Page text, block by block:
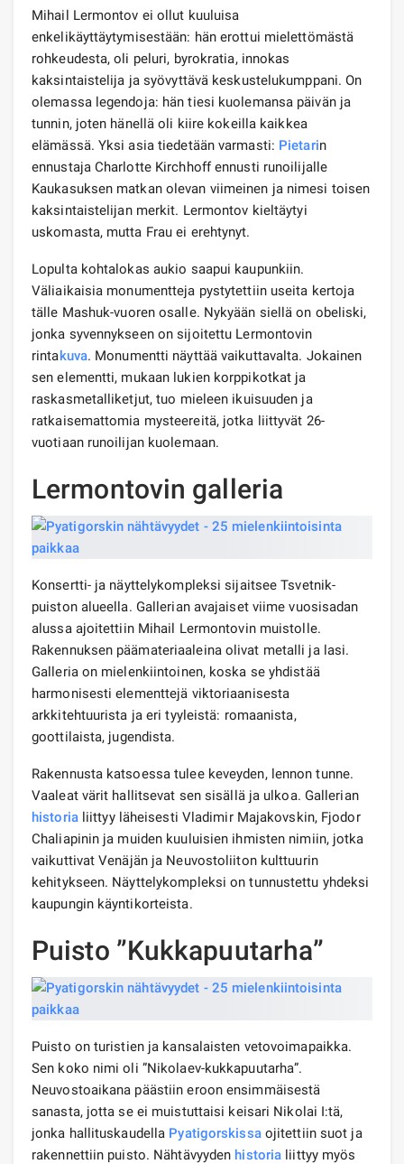
Mihail Lermontov ei ollut kuuluisa
enkelikäyttäytymisestään: hän erottui mielettömästä
rohkeudesta, oli peluri, byrokratia, innokas
kaksintaistelija ja syövyttävä keskustelukumppani. On
olemassa legendoja: hän tiesi kuolemansa päivän ja
tunnin, joten hänellä oli kiire kokeilla kaikkea
elämässä. Yksi asia tiedetään varmasti: Pietarin
ennustaja Charlotte Kirchhoff ennusti runoilijalle
Kaukasuksen matkan olevan viimeinen ja nimesi toisen
kaksintaistelijan merkit. Lermontov kieltäytyi
uskomasta, mutta Frau ei erehtynyt.
Lopulta kohtalokas aukio saapui kaupunkiin.
Väliaikaisia ​​monumentteja pystytettiin useita kertoja
tälle Mashuk-vuoren osalle. Nykyään siellä on obeliski,
jonka syvennykseen on sijoitettu Lermontovin
rintakuva. Monumentti näyttää vaikuttavalta. Jokainen
sen elementti, mukaan lukien korppikotkat ja
raskasmetalliketjut, tuo mieleen ikuisuuden ja
ratkaisemattomia mysteereitä, jotka liittyvät 26-
vuotiaan runoilijan kuolemaan.
Lermontovin galleria
Konsertti- ja näyttelykompleksi sijaitsee Tsvetnik-
puiston alueella. Gallerian avajaiset viime vuosisadan
alussa ajoitettiin Mihail Lermontovin muistolle.
Rakennuksen päämateriaaleina olivat metalli ja lasi.
Galleria on mielenkiintoinen, koska se yhdistää
harmonisesti elementtejä viktoriaanisesta
arkkitehtuurista ja eri tyyleistä: romaanista,
goottilaista, jugendista.
Rakennusta katsoessa tulee keveyden, lennon tunne.
Vaaleat värit hallitsevat sen sisällä ja ulkoa. Gallerian
historialiittyy läheisesti Vladimir Majakovskin, Fjodor
Chaliapinin ja muiden kuuluisien ihmisten nimiin, jotka
vaikuttivat Venäjän ja Neuvostoliiton kulttuurin
kehitykseen. Näyttelykompleksi on tunnustettu yhdeksi
kaupungin käyntikorteista.
Puisto ”Kukkapuutarha”
Puisto on turistien ja kansalaisten vetovoimapaikka.
Sen koko nimi oli ”Nikolaev-kukkapuutarha”.
Neuvostoaikana päästiin eroon ensimmäisestä
sanasta, jotta se ei muistuttaisi keisari Nikolai I:tä,
jonka hallituskaudella Pyatigorskissaojitettiin suot ja
rakennettiin puisto. Nähtävyyden historia liittyy myös